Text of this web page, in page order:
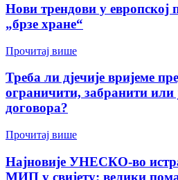
Нови трендови у
„брзе хране“
Прочитај више
Треба ли дјечије вријеме
ограничити, забранити или
договора?
Прочитај више
Најновије УНЕСКО-во
МИП у свијету: велики